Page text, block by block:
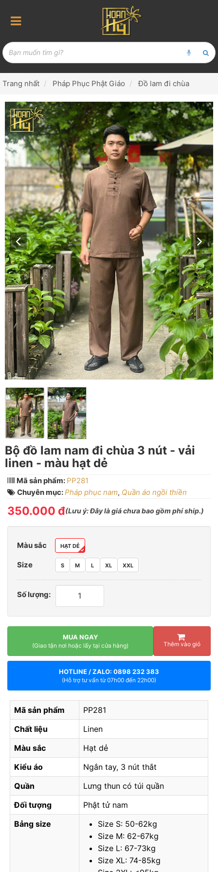
Trang nhất Pháp Phục Phật Giáo Đồ lam đi chùa
Bộ đồ lam nam đi chùa 3 nút - vải
linen - màu hạt dẻ
Mã sản phẩm: PP281
Chuyên mục:Pháp phục nam, Quần áo ngồi thiền
350.000 đ(Lưu ý:Đây là giá chưa bao gồm phí ship.)
Màu sắc HẠT DẺ
Size S M L XL XXL
Số lượng:
MUA NGAY
(Giao tận nơi hoặc lấy tại cửa hàng) Thêm vào giỏ
HOTLINE / ZALO: 0898 232 383
(Hỗ trợ tư vấn từ 07h00 đến 22h00)
Mã sản phẩm
PP281
Chất liệu
Linen
Màu sắc
Hạt dẻ
Kiểu áo
Ngắn tay, 3 nút thắt
Quần
Lưng thun có túi quần
Đối tượng
Phật tử nam
Bảng size
Size S: 50-62kg
Size M: 62-67kg
Size L: 67-73kg
Size XL: 74-85kg